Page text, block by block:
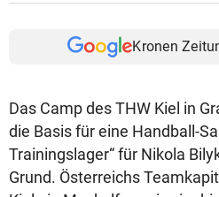
Kronen
Das Camp des THW Kiel in
die Basis für eine Handball-
Trainingslager“ für Nikola
Grund. Österreichs